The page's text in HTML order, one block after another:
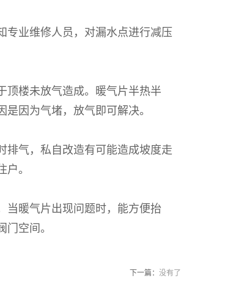
业维修人员，对漏水点进行减压
楼未放气造成。暖气片半热半
因为气堵，放气即可解决。
气，私自改造有可能造成坡度走
。
暖气片出现问题时，能方便抬
空间。
下一篇： 没有了